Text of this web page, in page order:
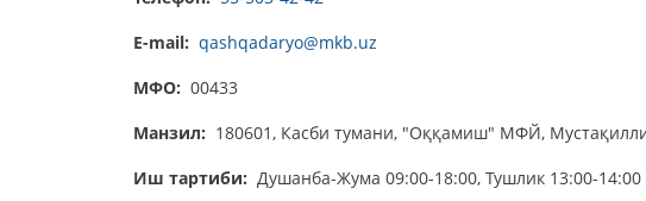
E-mail: qashqadaryo@mkb.uz
МФО: 00433
Манзил: 180601, Касби тумани, "Оққамиш" МФЙ,
Иш тартиби: Душанба-Жума 09:00-18:00, Тушлик 13:00-14:00